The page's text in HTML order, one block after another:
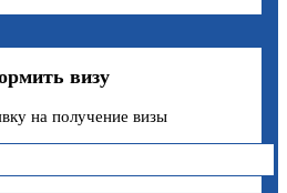
визу
на получение визы